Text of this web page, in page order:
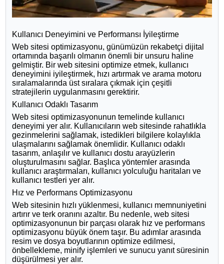
Kullanıcı Deneyimini ve Performansı İyileştirme
Web sitesi optimizasyonu, günümüzün rekabetçi dijital
ortamında başarılı olmanın önemli bir unsuru haline
gelmiştir. Bir web sitesini optimize etmek, kullanıcı
deneyimini iyileştirmek, hızı artırmak ve arama motoru
sıralamalarında üst sıralara çıkmak için çeşitli
stratejilerin uygulanmasını gerektirir.
Kullanıcı Odaklı Tasarım
Web sitesi optimizasyonunun temelinde kullanıcı
deneyimi yer alır. Kullanıcıların web sitesinde rahatlıkla
gezinmelerini sağlamak, istedikleri bilgilere kolaylıkla
ulaşmalarını sağlamak önemlidir. Kullanıcı odaklı
tasarım, anlaşılır ve kullanıcı dostu arayüzlerin
oluşturulmasını sağlar. Başlıca yöntemler arasında
kullanıcı araştırmaları, kullanıcı yolculuğu haritaları ve
kullanıcı testleri yer alır.
Hız ve Performans Optimizasyonu
Web sitesinin hızlı yüklenmesi, kullanıcı memnuniyetini
artırır ve terk oranını azaltır. Bu nedenle, web sitesi
optimizasyonunun bir parçası olarak hız ve performans
optimizasyonu büyük önem taşır. Bu adımlar arasında
resim ve dosya boyutlarının optimize edilmesi,
önbellekleme, minify işlemleri ve sunucu yanıt süresinin
düşürülmesi yer alır.